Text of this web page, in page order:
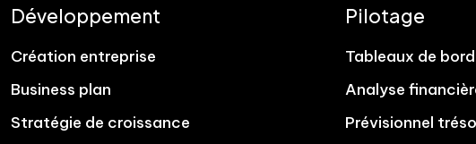
Développement
Création entreprise
Business plan
Stratégie de croissance
Pilotage
Tableaux de bord
Analyse
Prévisionnel